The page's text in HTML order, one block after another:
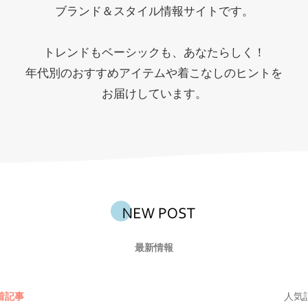
ブランド＆スタイル情報サイトです。
トレンドもベーシックも、あなたらしく！
年代別のおすすめアイテムや着こなしのヒントを
お届けしています。
最新情報
記事 人気